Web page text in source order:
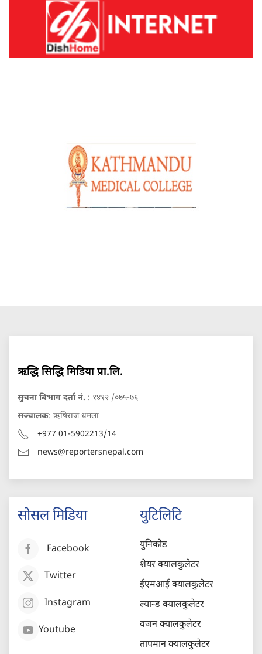
ऋद्धि सिद्धि मिडिया प्रा.लि.
सुचना बिभाग दर्ता नं. : १४१२ /०७५-७६
सञ्चालक: ऋषिराज धमला
+977 01-5902213/14
news@reportersnepal.com
सोसल मिडिया
Facebook
Twitter
Instagram
Youtube
युटिलिटि
युनिकोड
शेयर क्यालकुलेटर
ईएमआई क्यालकुलेटर
ल्यान्ड क्यालकुलेटर
वजन क्यालकुलेटर
तापमान क्यालकुलेटर